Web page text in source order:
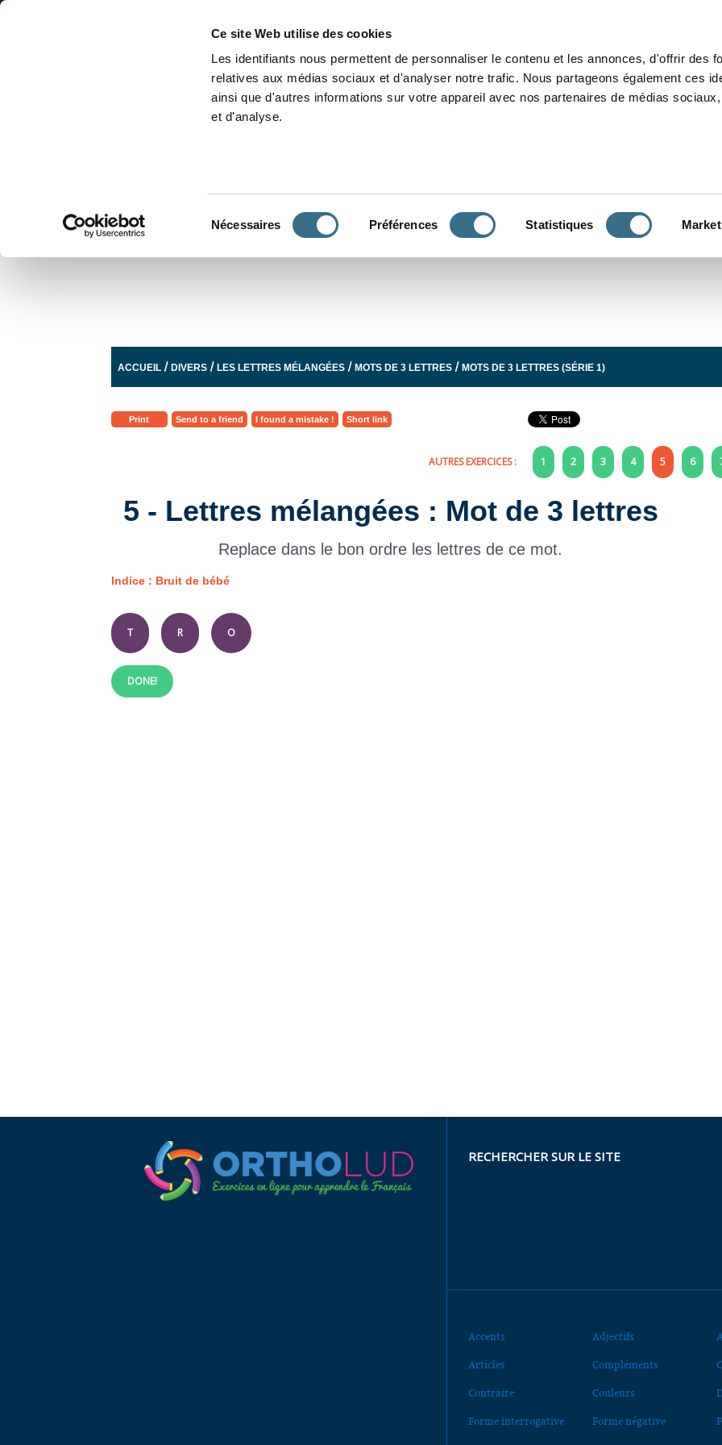
Ce site Web utilise des cookies
Les identifiants nous permettent de personnaliser le contenu et les annonces, d'offrir des
relatives aux médias sociaux et d'analyser notre trafic. Nous partageons également ces
ainsi que d'autres informations sur votre appareil avec nos partenaires de médias
et d'analyse.
Nécessaires Préférences Statistiques
ACCUEIL /DIVERS /LES LETTRES MÉLANGÉES /MOTS DE 3 LETTRES /MOTS DE 3 LETTRES (SÉRIE 1)
Print Send to a friend I found a mistake ! Short link
AUTRES EXERCICES : 1 2 3 4 5 6
5 - Lettres mélangées : Mot de 3 lettres
Replace dans le bon ordre les lettres de ce mot.
Indice : Bruit de bébé
T R O
DONE!
RECHERCHER SUR LE SITE
Accents Adjectifs
Articles Compléments
Contraire Couleurs
Forme interrogative Forme négative